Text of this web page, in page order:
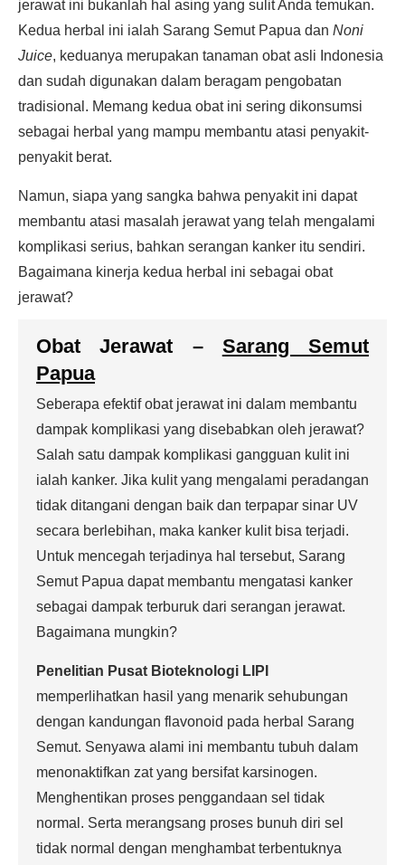
jerawat ini bukanlah hal asing yang sulit Anda temukan.
Kedua herbal ini ialah Sarang Semut Papua dan Noni
Juice, keduanya merupakan tanaman obat asli Indonesia
dan sudah digunakan dalam beragam pengobatan
tradisional. Memang kedua obat ini sering dikonsumsi
sebagai herbal yang mampu membantu atasi penyakit-
penyakit berat.
Namun, siapa yang sangka bahwa penyakit ini dapat
membantu atasi masalah jerawat yang telah mengalami
komplikasi serius, bahkan serangan kanker itu sendiri.
Bagaimana kinerja kedua herbal ini sebagai obat
jerawat?
Obat Jerawat – Sarang Semut
Papua
Seberapa efektif obat jerawat ini dalam membantu
dampak komplikasi yang disebabkan oleh jerawat?
Salah satu dampak komplikasi gangguan kulit ini
ialah kanker. Jika kulit yang mengalami peradangan
tidak ditangani dengan baik dan terpapar sinar UV
secara berlebihan, maka kanker kulit bisa terjadi.
Untuk mencegah terjadinya hal tersebut, Sarang
Semut Papua dapat membantu mengatasi kanker
sebagai dampak terburuk dari serangan jerawat.
Bagaimana mungkin?
Penelitian Pusat Bioteknologi LIPI
memperlihatkan hasil yang menarik sehubungan
dengan kandungan flavonoid pada herbal Sarang
Semut. Senyawa alami ini membantu tubuh dalam
menonaktifkan zat yang bersifat karsinogen.
Menghentikan proses penggandaan sel tidak
normal. Serta merangsang proses bunuh diri sel
tidak normal dengan menghambat terbentuknya